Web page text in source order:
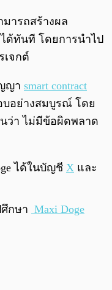
มารถสร้างผล
ได้ทันที โดยการนำไป
เจกต์
ญา smart contract
บอย่างสมบูรณ์ โดย
ว่า ไม่มีข้อผิดพลาด
ได้ในบัญชี X และ
กษา Maxi Doge